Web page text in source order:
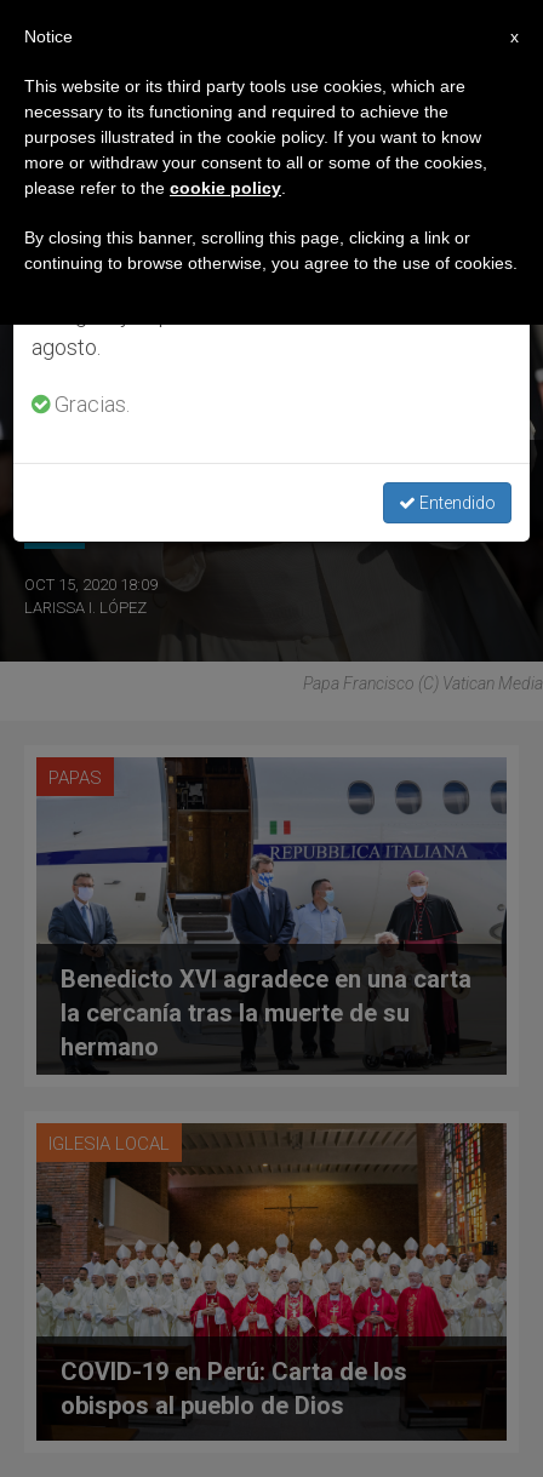
ETIQUETA
Posts Tagged
‘agradecimiento’
ÚLTIMAS NOTICIAS
OCT 15, 2020 18:09
LARISSA I. LÓPEZ
Papa Francisco (C) Vatican Media
PAPAS
Benedicto XVI agradece en una carta
la cercanía tras la muerte de su
hermano
IGLESIA LOCAL
COVID-19 en Perú: Carta de los
obispos al pueblo de Dios
×
Aviso importante
Del 27 de julio al 7 de agosto haremos la pausa
anual, aprovechando que en el periodo de verano
se generan menos informaciones y también el
agosto.
Gracias.
Entendido
x
Notice
This website or its third party tools use cookies, which are
necessary to its functioning and required to achieve the
purposes illustrated in the cookie policy. If you want to know
more or withdraw your consent to all or some of the cookies,
please refer to the cookie policy
By closing this banner, scrolling this page, clicking a link or
continuing to browse otherwise, you agree to the use of cookies.